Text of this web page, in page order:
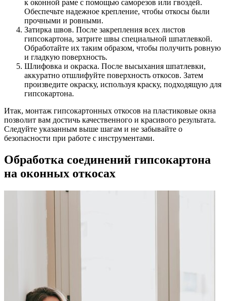
к оконной раме с помощью саморезов или гвоздей.
Обеспечьте надежное крепление, чтобы откосы были
прочными и ровными.
Затирка швов. После закрепления всех листов
гипсокартона, затрите швы специальной шпатлевкой.
Обработайте их таким образом, чтобы получить ровную
и гладкую поверхность.
Шлифовка и окраска. После высыхания шпатлевки,
аккуратно отшлифуйте поверхность откосов. Затем
произведите окраску, используя краску, подходящую для
гипсокартона.
Итак, монтаж гипсокартонных откосов на пластиковые окна
позволит вам достичь качественного и красивого результата.
Следуйте указанным выше шагам и не забывайте о
безопасности при работе с инструментами.
Обработка соединений гипсокартона
на оконных откосах